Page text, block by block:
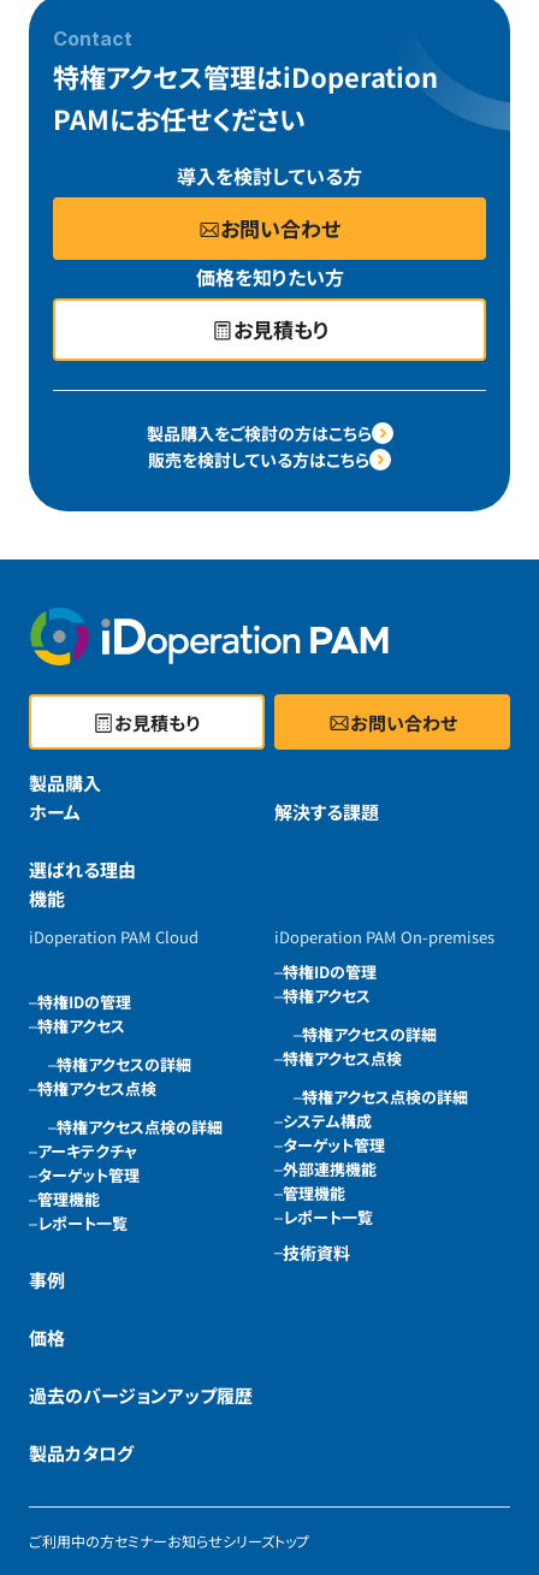
Contact
特権アクセス管理はiDoperation
PAMにお任せください
価格を知りたい方
お見積もり
導入を検討している方
お問い合わせ
製品購入をご検討の方はこちら
販売を検討している方はこちら
お見積もり お問い合わせ
製品購入
ホーム
解決する課題
選ばれる理由
機能
iDoperation PAM Cloud
特権IDの管理
特権アクセス
特権アクセスの詳細
特権アクセス点検
特権アクセス点検の詳細
アーキテクチャ
ターゲット管理
管理機能
レポート一覧
iDoperation PAM On-premises
特権IDの管理
特権アクセス
特権アクセスの詳細
特権アクセス点検
特権アクセス点検の詳細
システム構成
ターゲット管理
外部連携機能
管理機能
レポート一覧
技術資料
事例
価格
過去のバージョンアップ履歴
製品カタログ
ご利用中の方セミナーお知らせシリーズトップ